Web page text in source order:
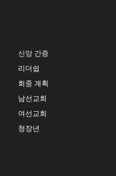
신앙 간증
리더쉽
회중 계획
남선교회
여선교회
청장년